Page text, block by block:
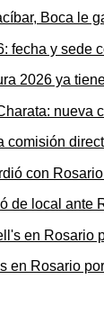
Boca le
2026 ya
comisión
de local ante
en Rosario